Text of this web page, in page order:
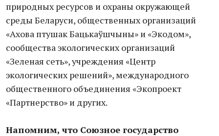
природных ресурсов и охраны окружающей
среды Беларуси, общественных организаций
«Ахова птушак Бацькаўшчыны» и «Экодом»,
сообщества экологических организаций
«Зеленая сеть», учреждения «Центр
экологических решений», международного
общественного объединения «Экопроект
«Партнерство» и других.
Напомним, что Союзное государство